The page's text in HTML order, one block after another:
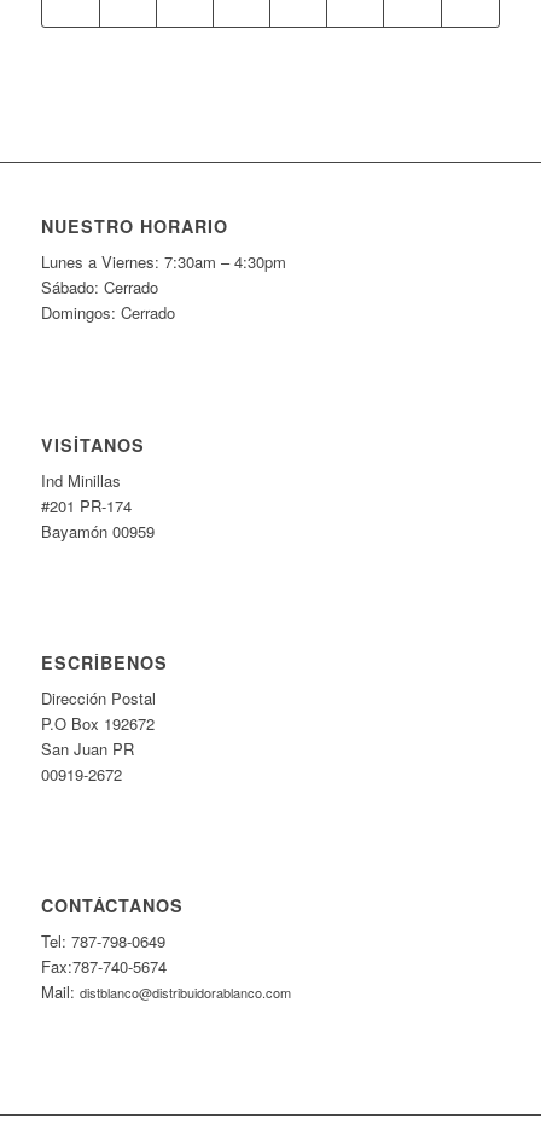
NUESTRO HORARIO
Lunes a Viernes: 7:30am – 4:30pm
Sábado: Cerrado
Domingos: Cerrado
VISÍTANOS
Ind Minillas
#201 PR-174
Bayamón 00959
ESCRÍBENOS
Dirección Postal
P.O Box 192672
San Juan PR
00919-2672
CONTÁCTANOS
Tel: 787-798-0649
Fax:787-740-5674
Mail: distblanco@distribuidorablanco.com